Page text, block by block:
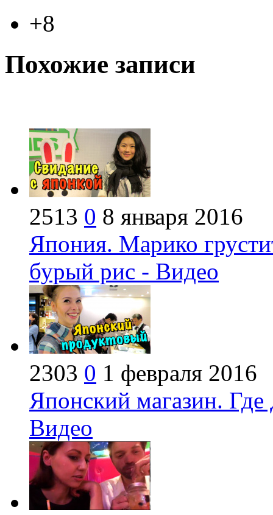
+8
Похожие записи
2513 0 8 января 2016
Япония. Марико
бурый рис - Видео
2303 0 1 февраля 2016
Японский магазин.
Видео